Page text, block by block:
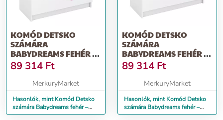
KOMÓD DETSKO
SZÁMÁRA
BABYDREAMS FEHÉR –
HERCEGNŐ 1
89 314 Ft
MerkuryMarket
Hasonlók, mint Komód Detsko
számára Babydreams fehér –
Hercegnő 1
KOMÓD DETSKO
SZÁMÁRA
BABYDREAMS FEHÉR –
HERCEGNŐ 2
89 314 Ft
MerkuryMarket
Hasonlók, mint Komód Detsko
számára Babydreams fehér –
Hercegnő 2